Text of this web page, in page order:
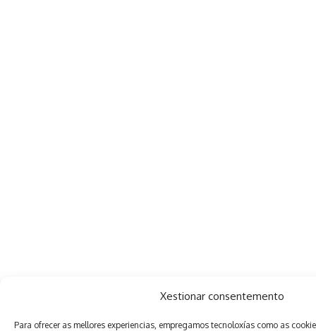
Xestionar consentemento
Para ofrecer as mellores experiencias, empregamos tecnoloxías como as